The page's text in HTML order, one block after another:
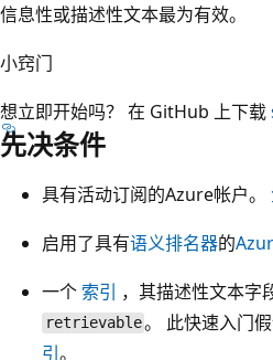
信息性或描述性文本最为有效。
小窍门
想立即开始吗？ 在 GitHub 上下载
先决条件
具有活动订阅的Azure帐户。
启用了具有语义排名器的
一个 索引 ，其描述性文本字
retrievable。 此快速入门
引。